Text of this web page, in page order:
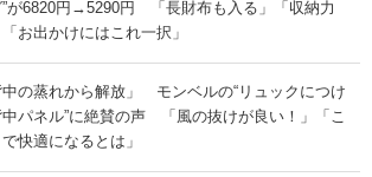
”が6820円→5290円 「長財布も入る」「収納力
お出かけにはこれ一択」
中の蒸れから解放」 モンベルの“リュックにつけ
中パネル”に絶賛の声 「風の抜けが良い！」「こ
で快適になるとは」